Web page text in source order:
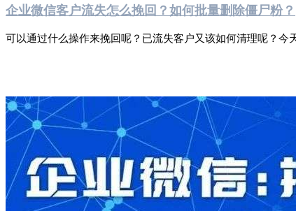
企业微信客户流失怎么挽回？如何批量删除僵尸粉？
可以通过什么操作来挽回呢？已流失客户又该如何清理呢？今